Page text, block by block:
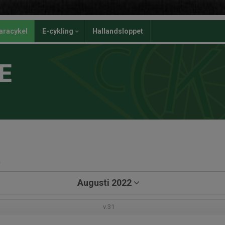
E-cykling Hallandsloppet
Augusti 2022
v.31